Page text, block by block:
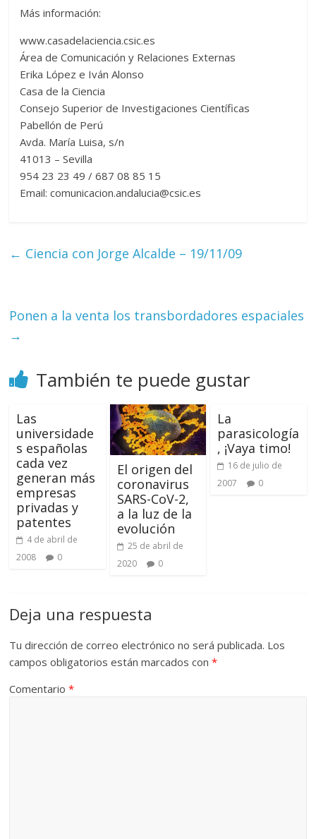
Más información:
www.casadelaciencia.csic.es
Área de Comunicación y Relaciones Externas
Erika López e Iván Alonso
Casa de la Ciencia
Consejo Superior de Investigaciones Científicas
Pabellón de Perú
Avda. María Luisa, s/n
41013 – Sevilla
954 23 23 49 / 687 08 85 15
Email: comunicacion.andalucia@csic.es
← Ciencia con Jorge Alcalde – 19/11/09
Ponen a la venta los transbordadores espaciales
→
También te puede gustar
Las
universidade
s españolas
cada vez
generan más
empresas
privadas y
patentes
4 de abril de
2008
0
El origen del
coronavirus
SARS-CoV-2,
a la luz de la
evolución
25 de abril de
2020
0
La
parasicología
, ¡Vaya timo!
16 de julio de
2007
0
Deja una respuesta
Tu dirección de correo electrónico no será publicada. Los
campos obligatorios están marcados con*
Comentario*